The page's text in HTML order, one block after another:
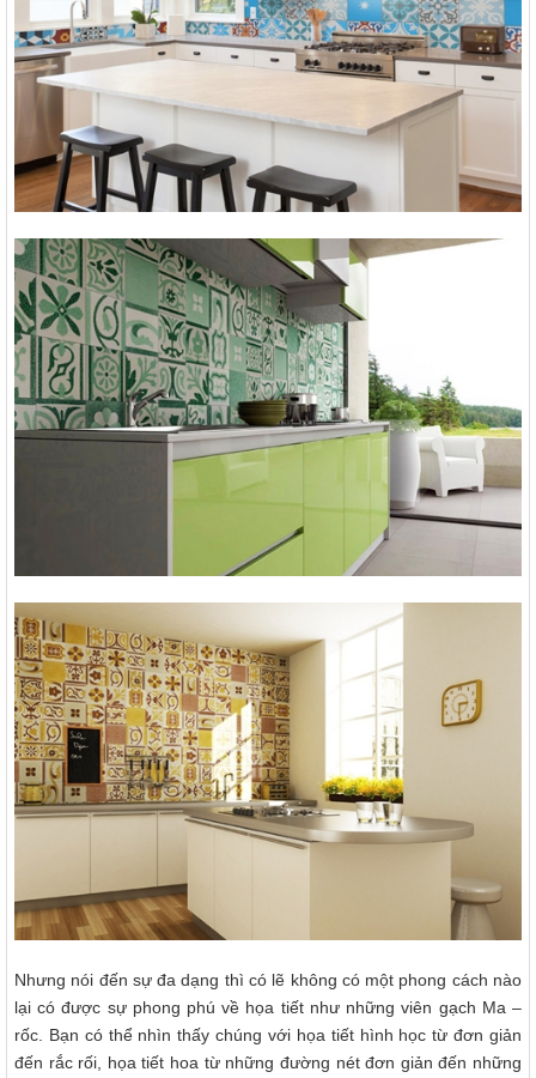
Nhưng nói đến sự đa dạng thì có lẽ không có một phong cách nào
lại có được sự phong phú về họa tiết như những viên gạch Ma –
rốc. Bạn có thể nhìn thấy chúng với họa tiết hình học từ đơn giản
đến rắc rối, họa tiết hoa từ những đường nét đơn giản đến những